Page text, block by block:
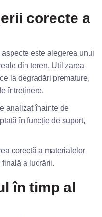
corecte a
este alegerea unui
din teren. Utilizarea
la degradări premature,
întreținere.
analizat înainte de
în funcție de suport,
corectă a materialelor
a lucrării.
în timp al